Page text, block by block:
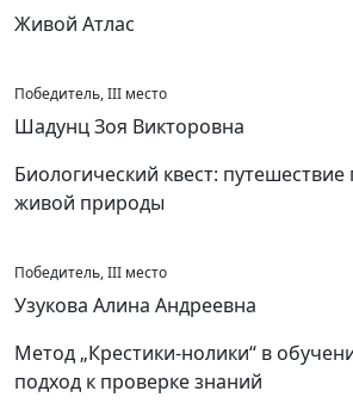
Живой Атлас
Победитель, III место
Шадунц Зоя Викторовна
Биологический квест:
живой природы
Победитель, III место
Узукова Алина Андреевна
Метод „Крестики-нолики“ в
подход к проверке знаний